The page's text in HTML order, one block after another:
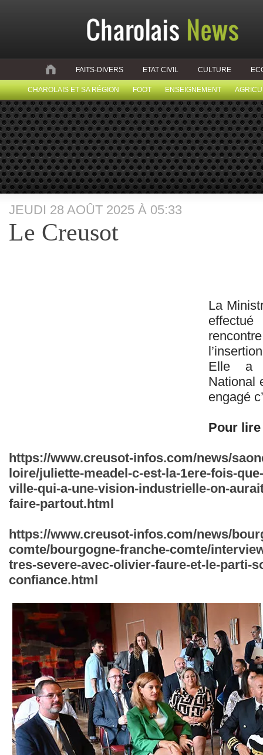
FAITS-DIVERS ETAT CIVIL CULTURE
CHAROLAIS ET SA RÉGION FOOT ENSEIGNEMENT
JEUDI 28 AOÛT 2025 À 05:33
Le Creusot
La
Elle a
National
engagé
Pour
https://www.creusot-infos.com/news/
loire/juliette-meadel-c-est-la-1ere-fois-
ville-qui-a-une-vision-industrielle-on-
faire-partout.html
https://www.creusot-infos.com/news/
comte/bourgogne-franche-comte/
tres-severe-avec-olivier-faure-et-le-parti-
confiance.html